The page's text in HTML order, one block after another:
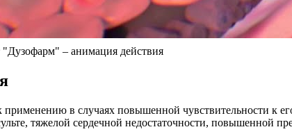
– анимация действия
применению в случаях повышенной чувствительности к
тяжелой сердечной недостаточности, повышенной